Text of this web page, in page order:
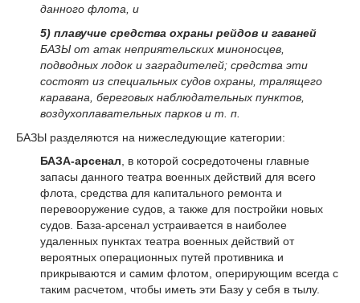
данного флота, и
5) плавучие средства охраны рейдов и гаваней
БАЗЫ от атак неприятельских миноносцев,
подводных лодок и заградителей; средства эти
состоят из специальных судов охраны, тралящего
каравана, береговых наблюдательных пунктов,
воздухоплавательных парков и т. п.
БАЗЫ разделяются на нижеследующие категории:
БАЗА-арсенал, в которой сосредоточены главные
запасы данного театра военных действий для всего
флота, средства для капитального ремонта и
перевооружение судов, а также для постройки новых
судов. База-арсенал устраивается в наиболее
удаленных пунктах театра военных действий от
вероятных операционных путей противника и
прикрываются и самим флотом, оперирующим всегда с
таким расчетом, чтобы иметь эти Базу у себя в тылу.